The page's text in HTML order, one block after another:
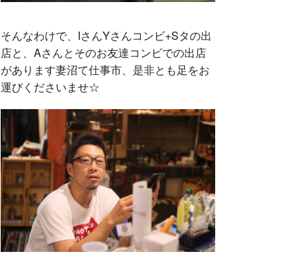
そんなわけで、IさんYさんコンビ+Sタの出
店と、Aさんとそのお友達コンビでの出店
があります妻沼て仕事市、是非とも足をお
運びくださいませ☆